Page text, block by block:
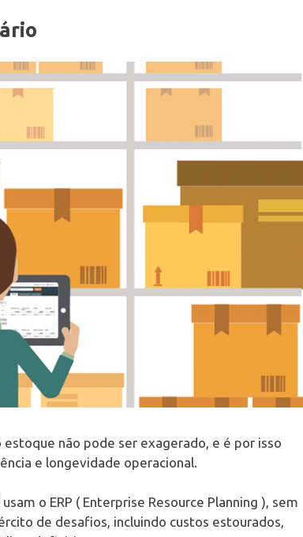
não pode ser exagerado, e é por isso
e longevidade operacional.
o ERP ( Enterprise Resource Planning ), sem
de desafios, incluindo custos estourados,